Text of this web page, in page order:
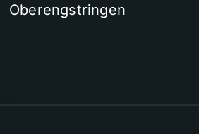
Oberengstringen